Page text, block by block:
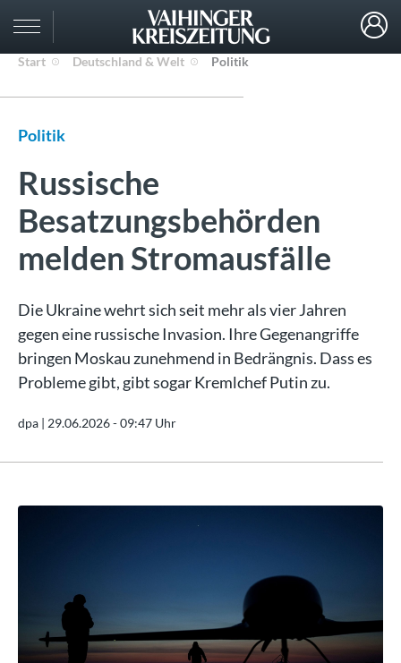
Start Deutschland & Welt Politik
Politik
Russische
Besatzungsbehörden
melden Stromausfälle
Die Ukraine wehrt sich seit mehr als vier Jahren
gegen eine russische Invasion. Ihre Gegenangriffe
bringen Moskau zunehmend in Bedrängnis. Dass es
Probleme gibt, gibt sogar Kremlchef Putin zu.
dpa | 29.06.2026 - 09:47 Uhr